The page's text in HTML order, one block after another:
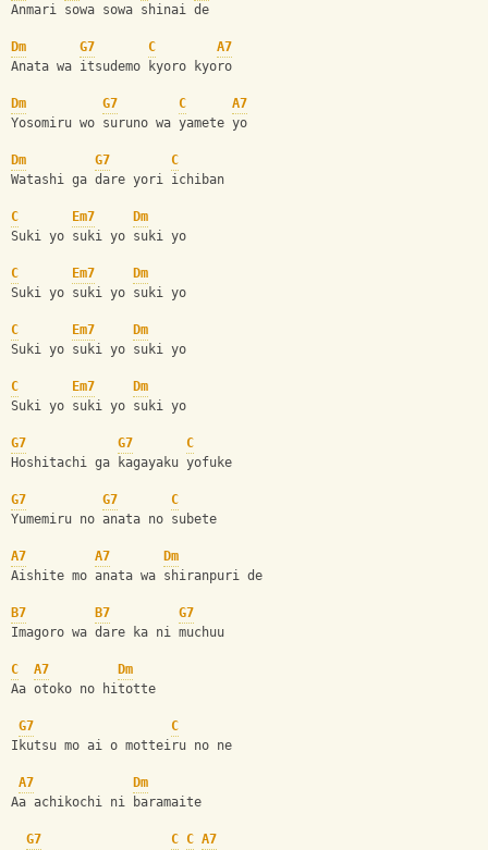
Anmari sowa sowa shinai de
Dm G7 C
A7
Anata wa itsudemo kyoro kyoro
Dm G7 C
A7
Yosomiru wo suruno wa yamete yo
Dm G7
C
Watashi ga dare yori ichiban
C Em7
Dm
Suki yo suki yo suki yo
C Em7
Dm
Suki yo suki yo suki yo
C Em7
Dm
Suki yo suki yo suki yo
C Em7
Dm
Suki yo suki yo suki yo
G7 G7
C
Hoshitachi ga kagayaku yofuke
G7 G7
C
Yumemiru no anata no subete
A7 A7
Dm
Aishite mo anata wa shiranpuri de
B7 B7
G7
Imagoro wa dare ka ni muchuu
C A7
Dm
Aa otoko no hitotte
G7
C
Ikutsu mo ai o motteiru no ne
A7
Dm
Aa achikochi ni baramaite
G7 C C A7